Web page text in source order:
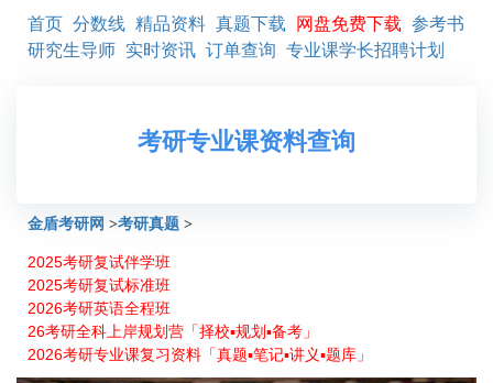
首页 分数线 精品资料 真题下载 网盘免费下载 参考书
研究生导师 实时资讯 订单查询 专业课学长招聘计划
考研专业课资料查询
金盾考研网 >考研真题 >
东北师范大学动物学（脊椎动物部分）1999年考研真题
2025考研复试伴学班
2025考研复试标准班
2026考研英语全程班
26考研全科上岸规划营「择校▪规划▪备考」
2026考研专业课复习资料「真题▪笔记▪讲义▪题库」